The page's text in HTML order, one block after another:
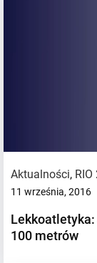
Aktualności,
11 września, 2016
100 metrów